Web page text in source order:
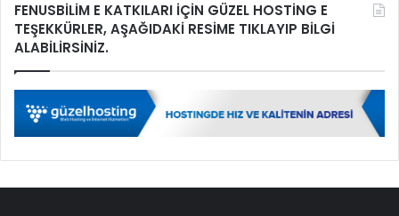
FENUSBİLİM E KATKILARI İÇİN GÜZEL HOSTİNG E
TEŞEKKÜRLER, AŞAĞIDAKİ RESİME TIKLAYIP BİLGİ
ALABİLİRSİNİZ.